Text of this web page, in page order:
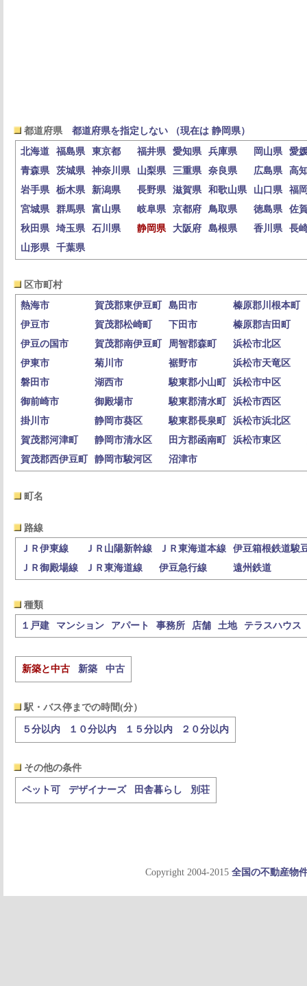
都道府県
都道府県を指定しない （現在は 静岡県）
北海道
福島県 東京都 福井県 愛知県 兵庫県 岡山県
愛
青森県
茨城県 神奈川県 山梨県 三重県 奈良県 広島県
高
岩手県
栃木県 新潟県 長野県 滋賀県 和歌山県 山口県
福
宮城県
群馬県 富山県 岐阜県 京都府 鳥取県 徳島県
佐
秋田県
埼玉県 石川県 静岡県 大阪府 島根県 香川県
長
山形県
千葉県
区市町村
熱海市
賀茂郡東伊豆町 島田市
榛原郡川根本町
伊豆市
賀茂郡松崎町 下田市
榛原郡吉田町
伊豆の国市
賀茂郡南伊豆町 周智郡森町
浜松市北区
伊東市
菊川市 裾野市
浜松市天竜区
磐田市
湖西市 駿東郡小山町
浜松市中区
御前崎市
御殿場市 駿東郡清水町
浜松市西区
掛川市
静岡市葵区 駿東郡長泉町
浜松市浜北区
賀茂郡河津町
静岡市清水区 田方郡函南町
浜松市東区
賀茂郡西伊豆町
静岡市駿河区 沼津市
町名
路線
ＪＲ伊東線
ＪＲ山陽新幹線 ＪＲ東海道本線
伊豆箱根鉄道駿
ＪＲ御殿場線
ＪＲ東海道線 伊豆急行線 遠州鉄道
種類
１戸建
マンション アパート 事務所 店舗 土地 テラスハウス
新築と中古 新築 中古
駅・バス停までの時間(分）
５分以内 １０分以内 １５分以内 ２０分以内
その他の条件
ペット可 デザイナーズ 田舎暮らし 別荘
Copyright 2004-2015 全国の不動産物